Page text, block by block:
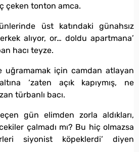
iç çeken tonton amca.
üst katındaki günahsız
alıyor, or… doldu apartmana’
hacı teyze.
uğramamak için camdan atlayan
‘zaten açık kapıymış, ne
türbanlı bacı.
gün elimden zorla aldıkları,
çalmadı mı? Bu hiç olmazsa
siyonist köpeklerdi’ diyen